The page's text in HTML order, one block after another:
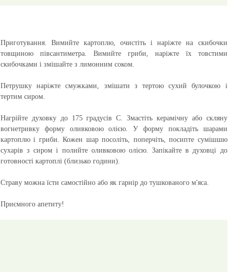
Приготування. Вимийте картоплю, очистіть і наріжте на скибочки
товщиною півсантиметра. Вимийте гриби, наріжте їх товстими
скибочками і змішайте з лимонним соком.
Петрушку наріжте смужками, змішати з тертою сухий булочкою і
тертим сиром.
Нагрійте духовку до 175 градусів С. Змастіть керамічну або скляну
вогнетривку форму оливковою олією. У форму покладіть шарами
картоплю і гриби. Кожен шар посоліть, поперчіть, посипте сумішшю
сухарів з сиром і полийте оливковою олією. Запікайте в духовці до
готовності картоплі (близько години).
Страву можна їсти самостійно або як гарнір до тушкованого м'яса.
Приємного апетиту!